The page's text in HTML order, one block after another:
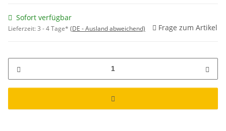
Sofort verfügbar
Lieferzeit:3 - 4 Tage* (DE - Ausland abweichend) Frage zum Artikel